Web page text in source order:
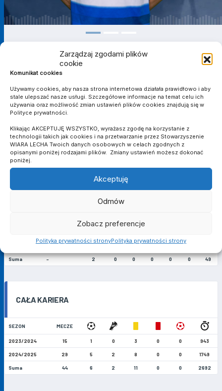
Zarządzaj zgodami plików
cookie
Komunikat cookies
Używamy cookies, aby nasza strona internetowa działała prawidłowo i aby
stale ulepszać nasze usługi. Szczegółowe informacje na temat celu ich
używania oraz możliwość zmian ustawień plików cookies znajdują się w
Polityce prywatności.
Klikając AKCEPTUJĘ WSZYSTKO, wyrażasz zgodę na korzystanie z
technologii takich jak cookies i na przetwarzanie przez Stowarzyszenie
WIARA LECHA Twoich danych osobowych w celach zgodnych z
opisanymi poniżej rodzajami plików. Zmiany ustawień możesz dokonać
poniżej.
Akceptuję
Odmów
Zobacz preferencje
Polityka prywatności stronyPolityka prywatności strony
SEZON KLUB MECZE
2024/2025 Wiara Lecha 29 5 2 8 0 0 1749
Suma - 42 6 2 11 0 0 2643
PUCHAR POLSKI
2024/2025 Wiara Lecha 0 0 0 0 0
Suma - 2 0 0 0 0 0 49
CAŁA KARIERA
SEZON MECZE
2023/2024 15 1 0 3 0 0 943
2024/2025 29 5 2 8 0 0 1749
Suma 44 6 2 11 0 0 2692